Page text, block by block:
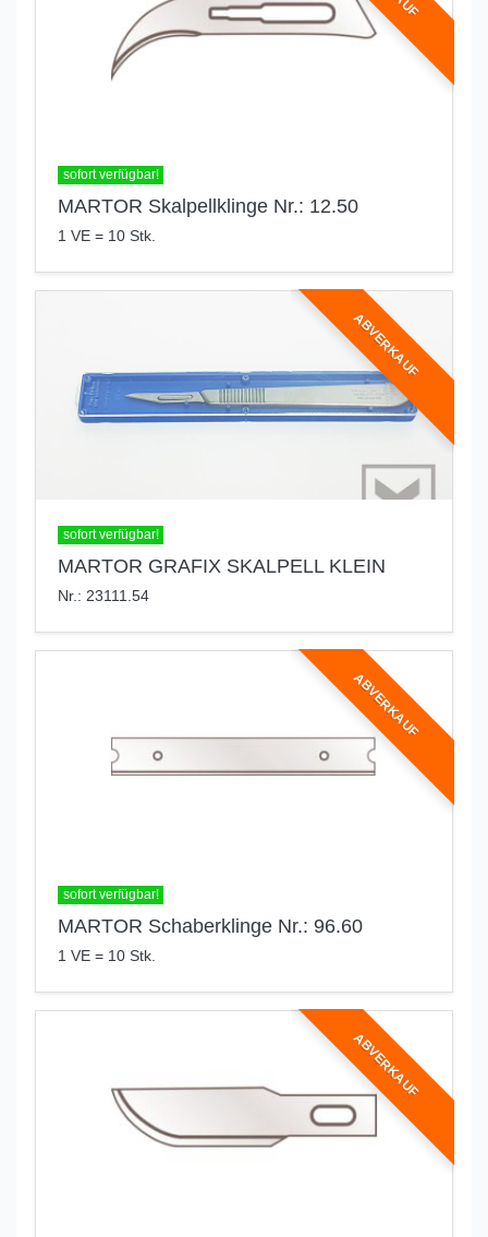
sofort verfügbar!
MARTOR Skalpellklinge Nr.: 12.50
1 VE = 10 Stk.
ABVERKAUF
sofort verfügbar!
MARTOR GRAFIX SKALPELL KLEIN
Nr.: 23111.54
ABVERKAUF
sofort verfügbar!
MARTOR Schaberklinge Nr.: 96.60
1 VE = 10 Stk.
ABVERKAUF